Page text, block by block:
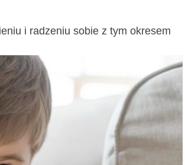
i radzeniu sobie z tym okresem